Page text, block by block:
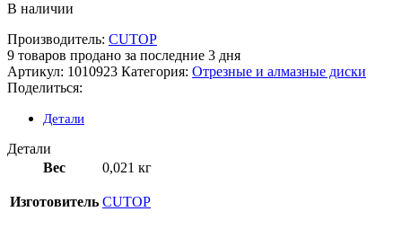
В наличии
Производитель: CUTOP
9 товаров продано за последние 3 дня
Артикул: 1010923 Категория: Отрезные и алмазные диски
Поделиться:
Детали
Детали
Вес
0,021 кг
Изготовитель CUTOP